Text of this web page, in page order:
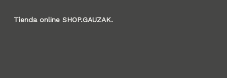
Tienda online SHOP.GAUZAK.